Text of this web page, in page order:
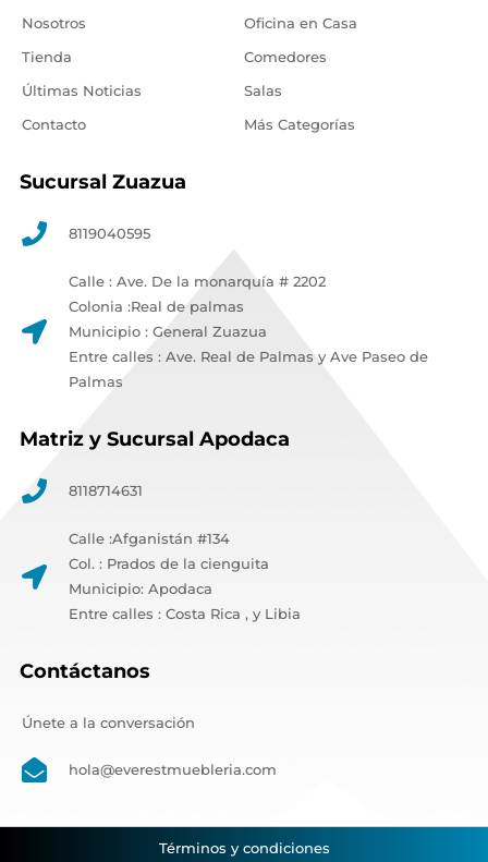
Nosotros
Tienda
Últimas Noticias
Contacto
Oficina en Casa
Comedores
Salas
Más Categorías
Sucursal Zuazua
8119040595
Calle : Ave. De la monarquía # 2202
Colonia :Real de palmas
Municipio : General Zuazua
Entre calles : Ave. Real de Palmas y Ave Paseo de
Palmas
Matriz y Sucursal Apodaca
8118714631
Calle :Afganistán #134
Col. : Prados de la cienguita
Municipio: Apodaca
Entre calles : Costa Rica , y Libia
Contáctanos
Únete a la conversación
hola@everestmuebleria.com
Términos y condiciones